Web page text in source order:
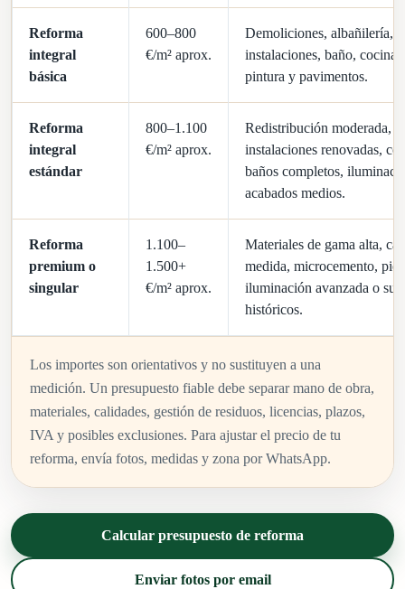
Reforma
integral
básica
600–800
€/m² aprox.
Demoliciones, albañilería,
instalaciones, baño, cocina
pintura y pavimentos.
Reforma
integral
estándar
800–1.100
€/m² aprox.
Redistribución moderada,
instalaciones renovadas,
baños completos,
acabados medios.
Reforma
premium o
singular
1.100–
1.500+
€/m² aprox.
Materiales de gama alta,
medida, microcemento,
iluminación avanzada o
históricos.
Los importes son orientativos y no sustituyen a una
medición. Un presupuesto fiable debe separar mano de obra,
materiales, calidades, gestión de residuos, licencias, plazos,
IVA y posibles exclusiones. Para ajustar el precio de tu
reforma, envía fotos, medidas y zona por WhatsApp.
Calcular presupuesto de reforma
Enviar fotos por email